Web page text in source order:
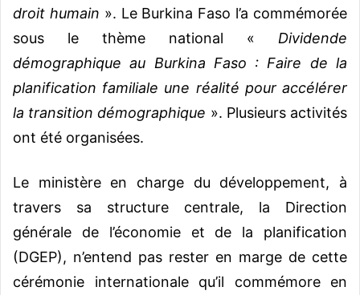
droit humain ». Le Burkina Faso l’a commémorée
sous le thème national « Dividende
démographique au Burkina Faso : Faire de la
planification familiale une réalité pour accélérer
la transition démographique ». Plusieurs activités
ont été organisées.
Le ministère en charge du développement, à
travers sa structure centrale, la Direction
générale de l’économie et de la planification
(DGEP), n’entend pas rester en marge de cette
cérémonie internationale qu’il commémore en